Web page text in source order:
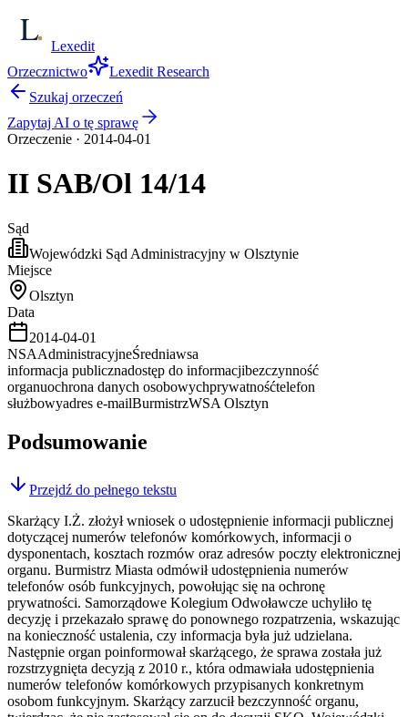
Lexedit
Orzecznictwo
Lexedit Research
Szukaj orzeczeń
Zapytaj AI o tę sprawę
Orzeczenie · 2014-04-01
II SAB/Ol 14/14
Sąd
Wojewódzki Sąd Administracyjny w Olsztynie
Miejsce
Olsztyn
Data
2014-04-01
NSAAdministracyjneŚredniawsa
informacja publicznadostęp do informacjibezczynność
organuochrona danych osobowychprywatnośćtelefon
służbowyadres e-mailBurmistrzWSA Olsztyn
Podsumowanie
Przejdź do pełnego tekstu
Skarżący I.Ż. złożył wniosek o udostępnienie informacji publicznej
dotyczącej numerów telefonów komórkowych, informacji o
dysponentach, kosztach rozmów oraz adresów poczty elektronicznej
organu. Burmistrz Miasta odmówił udostępnienia numerów
telefonów osób funkcyjnych, powołując się na ochronę
prywatności. Samorządowe Kolegium Odwoławcze uchyliło tę
decyzję i przekazało sprawę do ponownego rozpatrzenia, wskazując
na konieczność ustalenia, czy informacja była już udzielana.
Następnie organ poinformował skarżącego, że sprawa została już
rozstrzygnięta decyzją z 2010 r., która odmawiała udostępnienia
numerów telefonów komórkowych przypisanych konkretnym
osobom funkcyjnym. Skarżący zarzucił bezczynność organu,